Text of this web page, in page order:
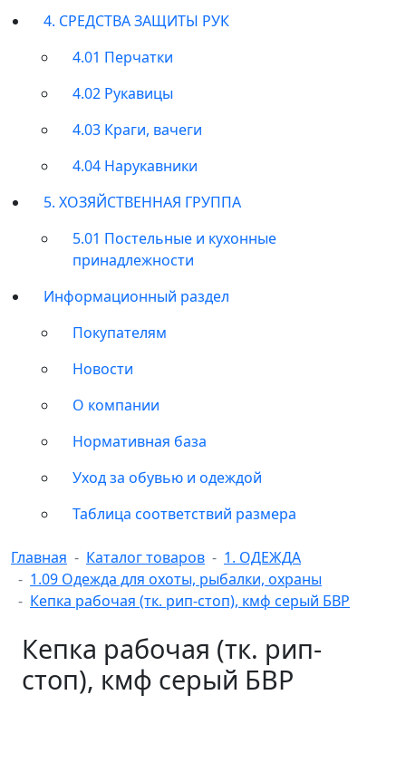
4. СРЕДСТВА ЗАЩИТЫ РУК
4.01 Перчатки
4.02 Рукавицы
4.03 Краги, вачеги
4.04 Нарукавники
5. ХОЗЯЙСТВЕННАЯ ГРУППА
5.01 Постельные и кухонные
принадлежности
Информационный раздел
Покупателям
Новости
О компании
Нормативная база
Уход за обувью и одеждой
Таблица соответствий размера
Главная Каталог товаров
1. ОДЕЖДА
1.09 Одежда для охоты, рыбалки, охраны
Кепка рабочая (тк. рип-стоп), кмф серый БВР
Кепка рабочая (тк. рип-
стоп), кмф серый БВР